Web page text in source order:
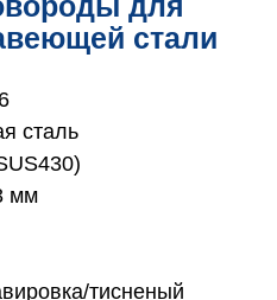
стали
сталь
мм
тисненый